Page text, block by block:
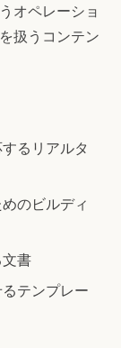
オペレーショ
扱うコンテン
るリアルタ
のビルディ
書
テンプレー